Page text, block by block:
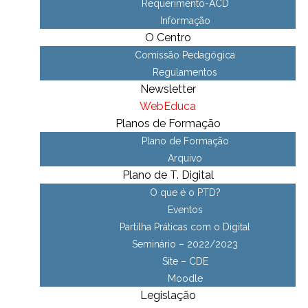
Requerimento-ACD
Informação
O Centro
Comissão Pedagógica
Regulamentos
Newsletter
WebEduca
Planos de Formação
Plano de Formação
Arquivo
Plano de T. Digital
O que é o PTD?
Eventos
Partilha Práticas com o Digital
Seminário – 2022/2023
Site – CDE
Moodle
Legislação